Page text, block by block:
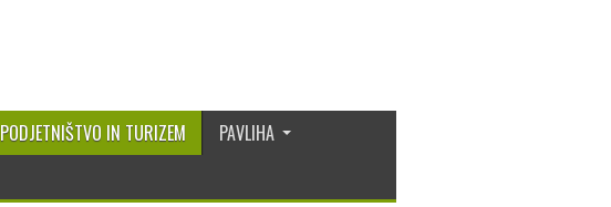
PODJETNIŠTVO IN TURIZEM
PAVLIHA